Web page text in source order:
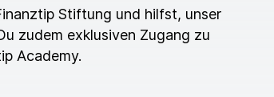
Stiftung und hilfst, unser
zudem exklusiven Zugang zu
Academy.